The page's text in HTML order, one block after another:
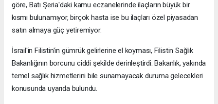
göre, Batı Şeria'daki kamu eczanelerinde ilaçların büyük bir
kısmı bulunamıyor, birçok hasta ise bu ilaçları özel piyasadan
satın almaya güç yetiremiyor.
İsrail'in Filistin'in gümrük gelirlerine el koyması, Filistin Sağlık
Bakanlığının borcunu ciddi şekilde derinleştirdi. Bakanlık, yakında
temel sağlık hizmetlerini bile sunamayacak duruma gelecekleri
konusunda uyarıda bulundu.